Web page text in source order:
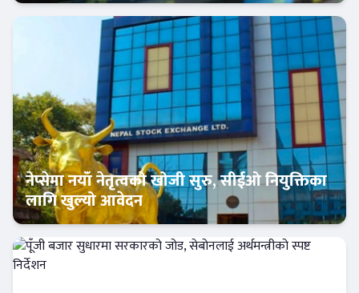
अर्थतन्त्र
नेप्सेमा नयाँ नेतृत्वको खोजी सुरु, सीईओ नियुक्तिका
लागि खुल्यो आवेदन